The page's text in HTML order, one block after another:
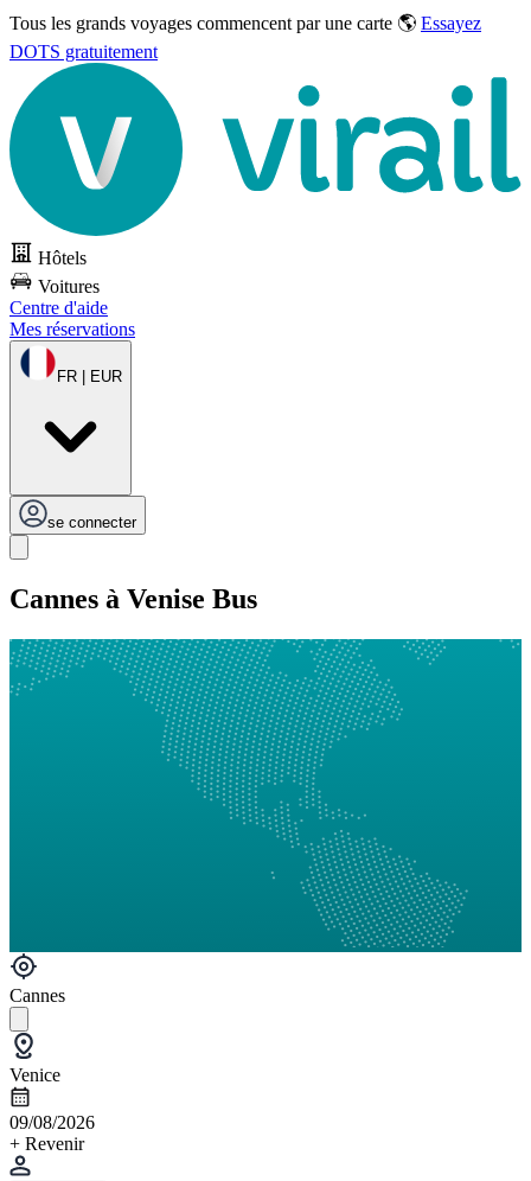
Tous les grands voyages commencent par une carte 🌎 Essayez
DOTS gratuitement
Hôtels
Voitures
Centre d'aide
Mes réservations
FR | EUR
se connecter
Cannes à Venise Bus
Cannes
Venice
09/08/2026
+ Revenir